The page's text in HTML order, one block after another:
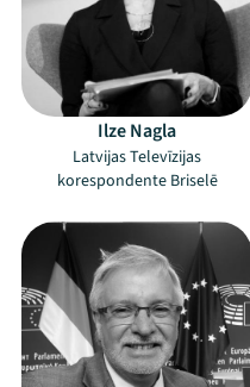
Ilze Nagla
Latvijas Televīzijas
korespondente Briselē